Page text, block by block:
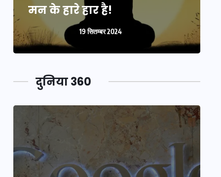
मन के हारे हार है!
19 सितम्बर 2024
दुनिया 360